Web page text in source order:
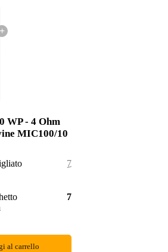
+
WP - 4 Ohm
MIC100/10
75,90 €
70,00 €
al carrello